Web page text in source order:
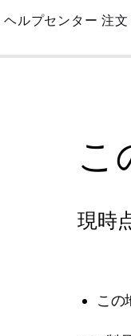
Skip
Main
ヘルプセンター 注文
現時
この